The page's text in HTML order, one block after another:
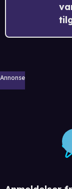
Annonse